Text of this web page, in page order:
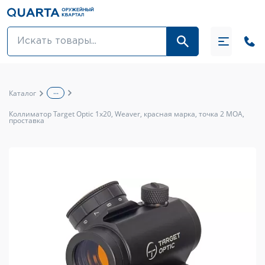
Оптовикам
Средства для ухода за оружием
Тюнинг оружия и ЗИП
Каталог ...
Коллиматор Target Optic 1x20, Weaver, красная марка, точка 2 MOA,
проставка